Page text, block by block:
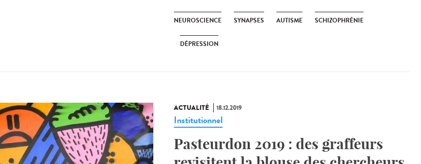
NEUROSCIENCE SYNAPSES AUTISME SCHIZOPHRÉNIE
DÉPRESSION
ACTUALITÉ 18.12.2019
Institutionnel
Pasteurdon 2019 : des graffeurs